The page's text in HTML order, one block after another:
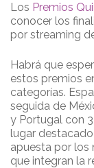
Los Premios
conocer los
por streaming
Habrá que
estos premios
categorías.
seguida de
y Portugal con
lugar
apuesta por los
que integran la